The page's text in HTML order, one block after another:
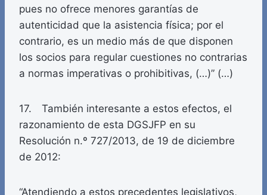
pues no ofrece menores garantías de
autenticidad que la asistencia física; por el
contrario, es un medio más de que disponen
los socios para regular cuestiones no contrarias
a normas imperativas o prohibitivas, (…)” (…)
17. También interesante a estos efectos, el
razonamiento de esta DGSJFP en su
Resolución n.º 727/2013, de 19 de diciembre
de 2012:
“Atendiendo a estos precedentes legislativos,